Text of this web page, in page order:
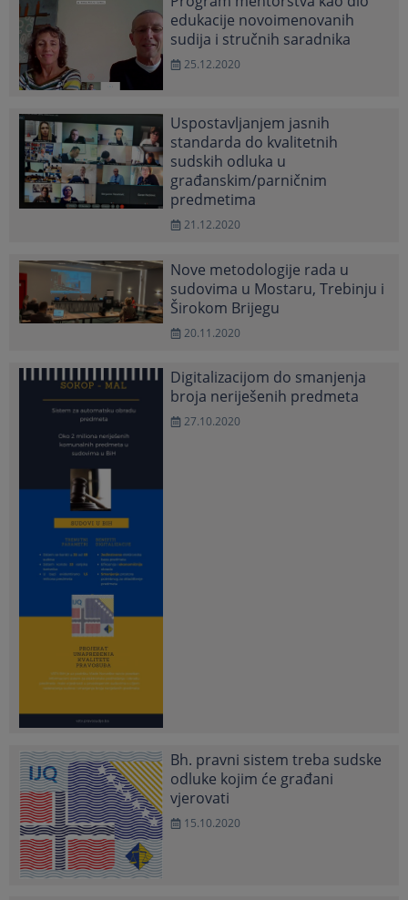
edukacije novoimenovanih
sudija i stručnih saradnika
25.12.2020
Uspostavljanjem jasnih
standarda do kvalitetnih
sudskih odluka u
građanskim/parničnim
predmetima
21.12.2020
Nove metodologije rada u
sudovima u Mostaru, Trebinju i
Širokom Brijegu
20.11.2020
Digitalizacijom do smanjenja
broja neriješenih predmeta
27.10.2020
Bh. pravni sistem treba sudske
odluke kojim će građani
vjerovati
15.10.2020